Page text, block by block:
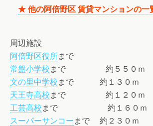
★ 他の阿倍野区 賃貸マンションの一
周辺施設
阿倍野区役所まで
常盤小学校 まで 約５５０ｍ
文の里中学校 まで 約１３０ｍ
天王寺高校 まで 約１２０ｍ
工芸高校 まで 約１６０ｍ
スーパーサンコー まで 約２３０ｍ